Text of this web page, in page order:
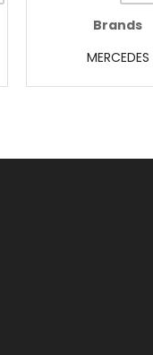
Brands
MERCEDES